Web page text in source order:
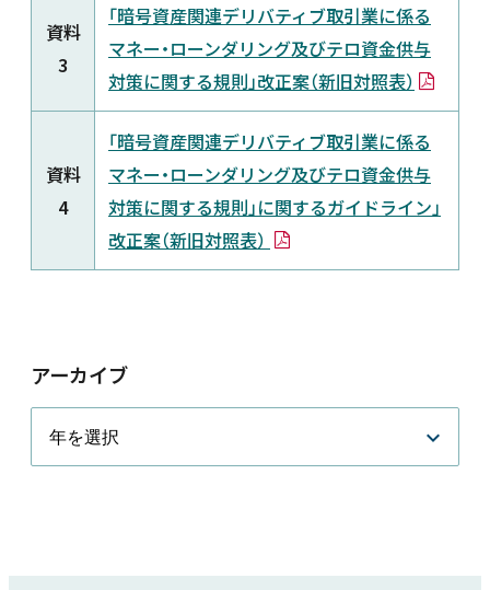
資料
3
「暗号資産関連デリバティブ取引業に係る
マネー・ローンダリング及びテロ資⾦供与
対策に関する規則」改正案（新旧対照表）
資料
4
「暗号資産関連デリバティブ取引業に係る
マネー・ローンダリング及びテロ資⾦供与
対策に関する規則」に関するガイドライン」
改正案（新旧対照表）
アーカイブ